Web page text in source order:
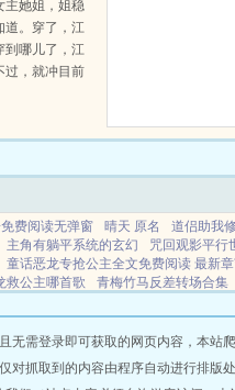
主她姐，姐稳
道。穿了，江
到哪儿了，江
过，就冲目前
苦逼可不是个
费阅读无弹窗 晴天 原名 道侣助我
主角有躺平系统的玄幻 咒回观影平行
童话恶龙专抢公主全文免费阅读 最新
救公主哪首歌 青梅竹马反差转场合集
swan 发短信表白 道侣助我修仙无删
里的春情 取精在线阅读 取精系统
系统 一夜成殇打一字正确答案 寄信
无需登录即可获取的网页内容，本站
对抓取到的内容由程序自动进行排版